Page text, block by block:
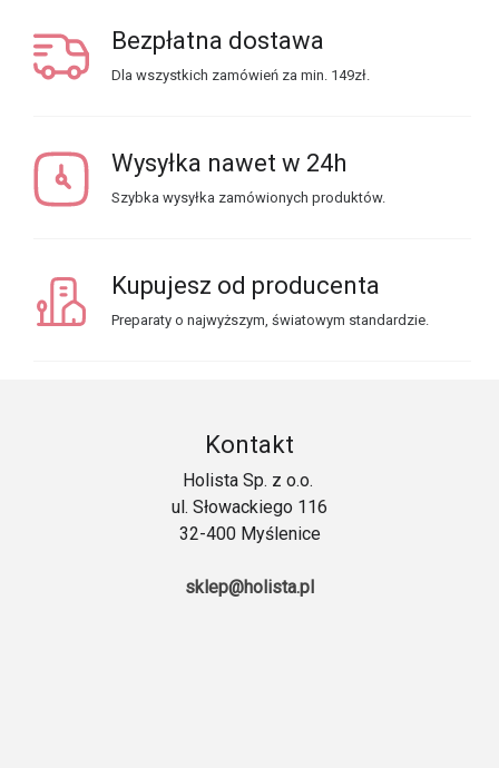
Bezpłatna dostawa
Dla wszystkich zamówień za min. 149zł.
Wysyłka nawet w 24h
Szybka wysyłka zamówionych produktów.
Kupujesz od producenta
Preparaty o najwyższym, światowym standardzie.
Kontakt
Holista Sp. z o.o.
ul. Słowackiego 116
32-400 Myślenice
sklep@holista.pl